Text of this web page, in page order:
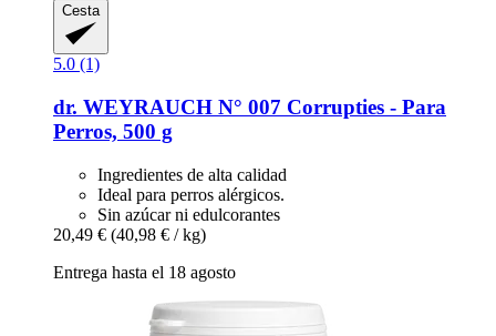
Cesta
5.0 (1)
dr. WEYRAUCH N° 007 Corrupties -​ Para
Perros, 500 g
Ingredientes de alta calidad
Ideal para perros alérgicos.
Sin azúcar ni edulcorantes
20,49 € (40,98 € / kg)
Entrega hasta el 18 agosto